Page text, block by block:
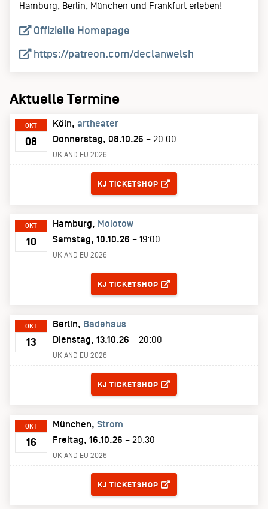
Hamburg, Berlin, München und Frankfurt erleben!
Offizielle Homepage
https://patreon.com/declanwelsh
Aktuelle Termine
OKT
08
Köln artheater
Donnerstag, 08.10.26 – 20:00
UK AND EU 2026
KJ TICKETSHOP
OKT
10
Hamburg
Molotow
Samstag, 10.10.26 – 19:00
UK AND EU 2026
KJ TICKETSHOP
OKT
13
Berlin
Badehaus
Dienstag, 13.10.26 – 20:00
UK AND EU 2026
KJ TICKETSHOP
OKT
16
München Strom
Freitag, 16.10.26 – 20:30
UK AND EU 2026
KJ TICKETSHOP